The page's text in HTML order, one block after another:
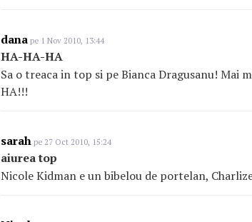
dana pe 1 Nov 2010, 13:44
HA-HA-HA
Sa o treaca in top si pe Bianca Dragusanu! Mai
HA!!!
sarah pe 27 Oct 2010, 15:24
aiurea top
Nicole Kidman e un bibelou de portelan,